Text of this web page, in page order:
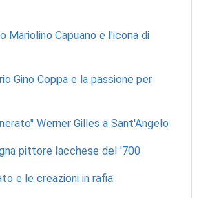
Mariolino Capuano e l'icona di
Gino Coppa e la passione per
Werner Gilles a Sant'Angelo
pittore lacchese del '700
e le creazioni in rafia